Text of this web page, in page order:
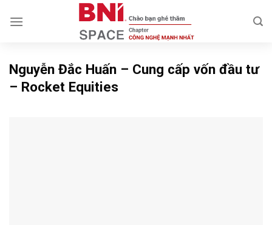
Nguyễn Đắc Huấn – Cung cấp vốn đầu tư
– Rocket Equities